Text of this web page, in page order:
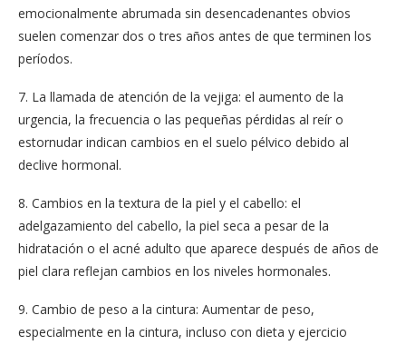
emocionalmente abrumada sin desencadenantes obvios
suelen comenzar dos o tres años antes de que terminen los
períodos.
7. La llamada de atención de la vejiga: el aumento de la
urgencia, la frecuencia o las pequeñas pérdidas al reír o
estornudar indican cambios en el suelo pélvico debido al
declive hormonal.
8. Cambios en la textura de la piel y el cabello: el
adelgazamiento del cabello, la piel seca a pesar de la
hidratación o el acné adulto que aparece después de años de
piel clara reflejan cambios en los niveles hormonales.
9. Cambio de peso a la cintura: Aumentar de peso,
especialmente en la cintura, incluso con dieta y ejercicio